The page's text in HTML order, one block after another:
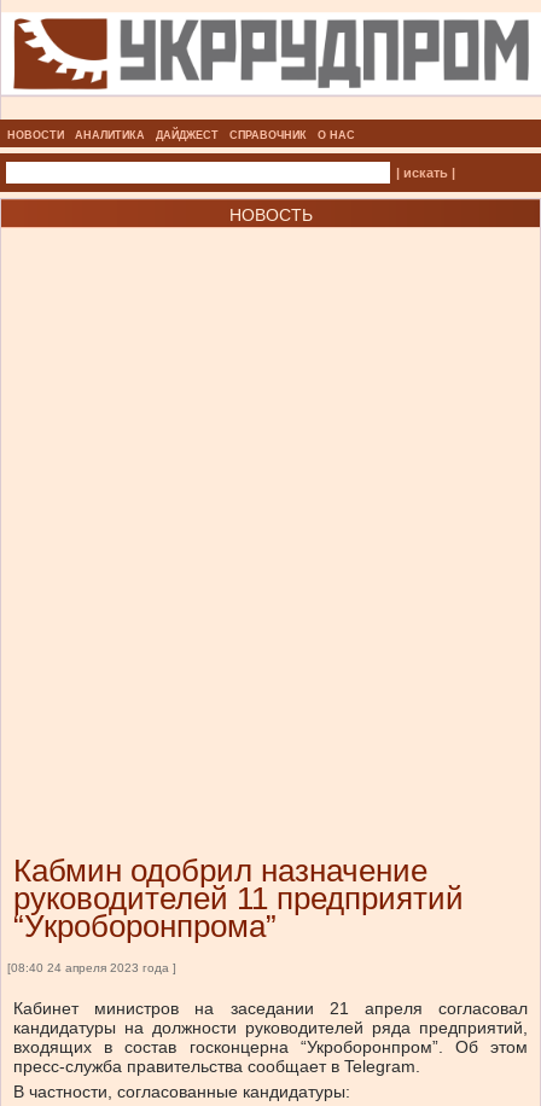
НОВОСТИ АНАЛИТИКА ДАЙДЖЕСТ СПРАВОЧНИК О НАС
| искать |
НОВОСТЬ
Кабмин одобрил назначение
руководителей 11 предприятий
“Укроборонпрома”
[08:40 24 апреля 2023 года ]
Кабинет министров на заседании 21 апреля согласовал
кандидатуры на должности руководителей ряда предприятий,
входящих в состав госконцерна “Укроборонпром”. Об этом
пресс-служба правительства сообщает в Telegram.
В частности, согласованные кандидатуры: